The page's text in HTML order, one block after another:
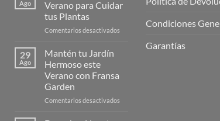
Página
Ago
Verano para Cuidar
tus Plantas
Comentarios desactivados
29
Ago
Mantén tu Jardín
Hermoso este
Verano con Fransa
Garden
Comentarios desactivados
Condiciones
Garantías